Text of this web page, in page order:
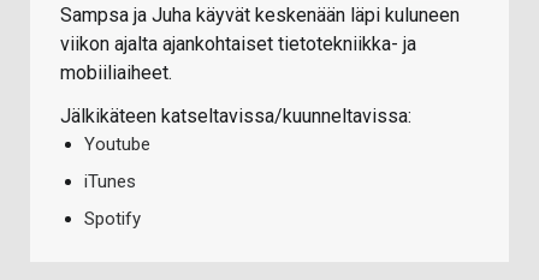
Sampsa ja Juha käyvät keskenään läpi kuluneen
viikon ajalta ajankohtaiset tietotekniikka- ja
mobiiliaiheet.
Jälkikäteen katseltavissa/kuunneltavissa:
Youtube
iTunes
Spotify